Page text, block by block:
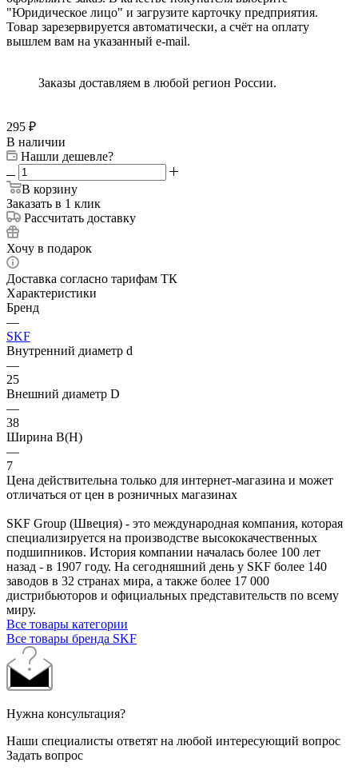
"Юридическое лицо" и загрузите карточку предприятия.
Товар зарезервируется автоматически, а счёт на оплату
вышлем вам на указанный e-mail.
Заказы доставляем в любой регион России.
295 ₽
В наличии
Нашли дешевле?
В корзину
Заказать в 1 клик
Рассчитать доставку
Хочу в подарок
Доставка согласно тарифам ТК
Характеристики
Бренд
—
SKF
Внутренний диаметр d
—
25
Внешний диаметр D
—
38
Ширина B(H)
—
7
Цена действительна только для интернет-магазина и может
отличаться от цен в розничных магазинах
SKF Group (Швеция) - это международная компания, которая
специализируется на производстве высококачественных
подшипников. История компании началась более 100 лет
назад - в 1907 году. На сегодняшний день у SKF более 140
заводов в 32 странах мира, а также более 17 000
дистрибьюторов и официальных представительств по всему
миру.
Все товары категории
Все товары бренда SKF
Нужна консультация?
Наши специалисты ответят на любой интересующий вопрос
Задать вопрос